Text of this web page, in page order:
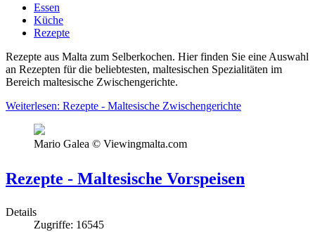
Essen
Küche
Rezepte
Rezepte aus Malta zum Selberkochen. Hier finden Sie eine Auswahl
an Rezepten für die beliebtesten, maltesischen Spezialitäten im
Bereich maltesische Zwischengerichte.
Weiterlesen: Rezepte - Maltesische Zwischengerichte
Mario Galea © Viewingmalta.com
Rezepte - Maltesische Vorspeisen
Details
Zugriffe: 16545